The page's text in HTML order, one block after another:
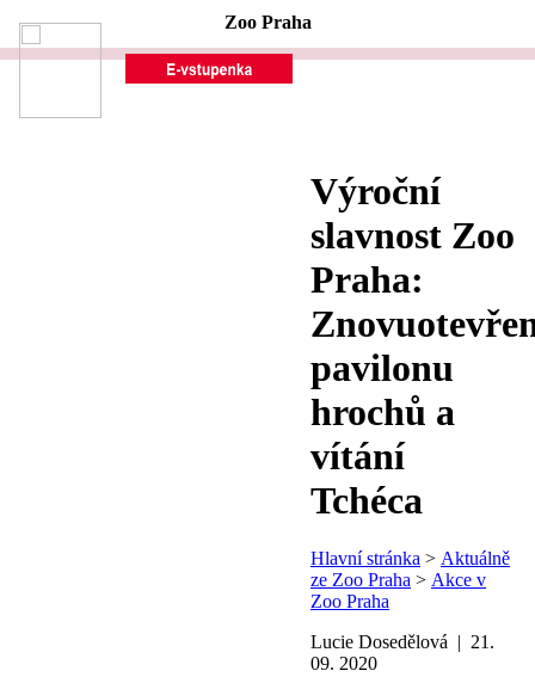
Zoo Praha
Výroční
slavnost Zoo
Praha:
pavilonu
hrochů a
vítání
Tchéca
Hlavní stránka > Aktuálně
ze Zoo Praha > Akce v
Zoo Praha
Lucie Dosedělová | 21.
09. 2020